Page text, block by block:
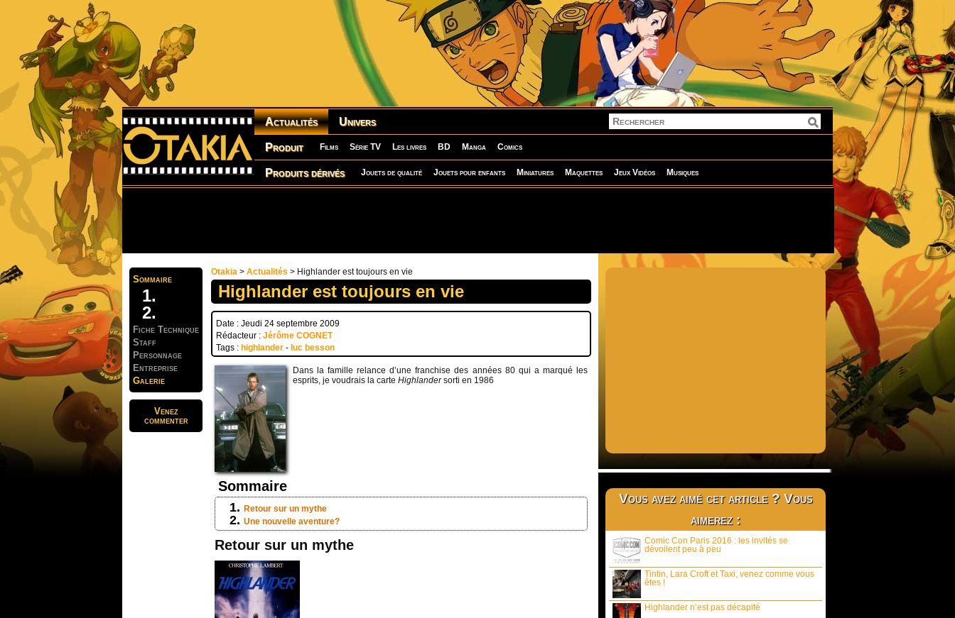
Actualités Univers
Produit Films Série TV Les livres BD Manga Comics
Produits dérivés Jouets de qualité Jouets pour enfants Miniatures Maquettes Jeux Vidéos Musiques
Sommaire
Fiche Technique
Staff
Personnage
Entreprise
Galerie
Venez
commenter
Otakia > Actualités > Highlander est toujours en vie
Highlander est toujours en vie
Date : Jeudi 24 septembre 2009
Rédacteur : Jérôme COGNET
Tags : highlander - luc besson
Dans la famille relance d’une franchise des années 80 qui a marqué les
esprits, je voudrais la carte Highlandersorti en 1986
Sommaire
Retour sur un mythe
Une nouvelle aventure?
Retour sur un mythe
Vous avez aimé cet article ? Vous
aimerez :
Comic Con Paris 2016 : les invités se
dévoilent peu à peu
Tintin, Lara Croft et Taxi, venez comme vous
êtes !
Highlander n’est pas décapité